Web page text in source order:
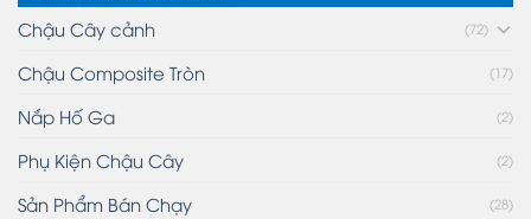
Chậu Cây cảnh
(72)
Chậu Composite Tròn (17)
Nắp Hố Ga (2)
Phụ Kiện Chậu Cây (2)
Sản Phẩm Bán Chạy (28)